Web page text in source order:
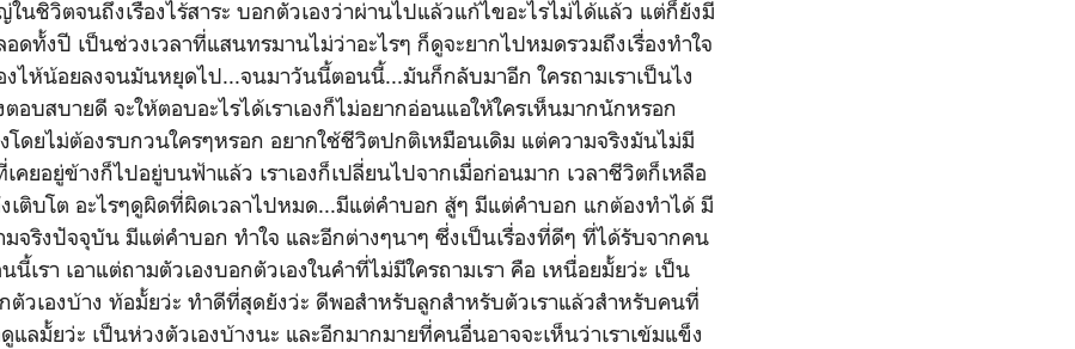
ในชิวิตจนถึงเรื่องไร้สาระ บอกตัวเองว่าผ่านไปแล้วแก้ไขอะไรไม่ได้แล้ว แต่ก็ยังมี
อดทั้งปี เป็นช่วงเวลาที่แสนทรมานไม่ว่าอะไรๆ ก็ดูจะยากไปหมดรวมถึงเรื่องทำใจ
ไห้น้อยลงจนมันหยุดไป...จนมาวันนี้ตอนนี้...มันก็กลับมาอีก ใครถามเราเป็นไง
อบสบายดี จะให้ตอบอะไรได้เราเองก็ไม่อยากอ่อนแอให้ใครเห็นมากนักหรอก
โดยไม่ต้องรบกวนใครๆหรอก อยากใช้ชีวิตปกติเหมือนเดิม แต่ความจริงมันไม่มี
คยอยู่ข้างก็ไปอยู่บนฟ้าแล้ว เราเองก็เปลี่ยนไปจากเมื่อก่อนมาก เวลาชีวิตก็เหลือ
เติบโต อะไรๆดูผิดที่ผิดเวลาไปหมด...มีแต่คำบอก สู้ๆ มีแต่คำบอก แกต้องทำได้ มี
จริงปัจจุบัน มีแต่คำบอก ทำใจ และอีกต่างๆนาๆ ซึ่งเป็นเรื่องที่ดีๆ ที่ได้รับจากคน
เรา เอาแต่ถามตัวเองบอกตัวเองในคำที่ไม่มีใครถามเรา คือ เหนื่อยมั้ยว่ะ เป็น
กตัวเองบ้าง ท้อมั้ยว่ะ ทำดีที่สุดยังว่ะ ดีพอสำหรับลูกสำหรับตัวเราแล้วสำหรับคนที่
แลมั้ยว่ะ เป็นห่วงตัวเองบ้างนะ และอีกมากมายที่คนอื่นอาจจะเห็นว่าเราเข้มแข็ง